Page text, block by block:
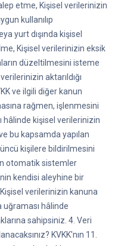
etme, Kişisel verilerinizin
kullanılıp
yurt dışında kişisel
Kişisel verilerinizin eksik
düzeltilmesini isteme
aktarıldığı
ve ilgili diğer kanun
rağmen, işlenmesini
kişisel verilerinizin
bu kapsamda yapılan
kişilere bildirilmesini
otomatik sistemler
kendisi aleyhine bir
verilerinizin kanuna
uğraması hâlinde
sahipsiniz. 4. Veri
KVKK'nın 11.